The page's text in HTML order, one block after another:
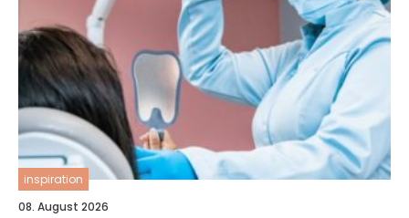
inspiration
08. August 2026